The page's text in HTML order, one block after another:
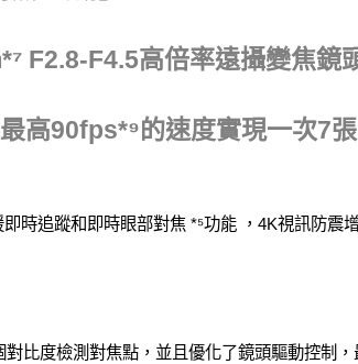
F2.8-F4.5高倍率遠攝變焦鏡
高90fps*⁹的速度實現一次7
時追蹤和即時眼部對焦 *⁵功能 ，4K視訊防震
比度檢測對焦點，並且優化了鏡頭驅動控制，